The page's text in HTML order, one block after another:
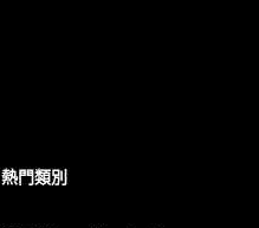
熱門類別